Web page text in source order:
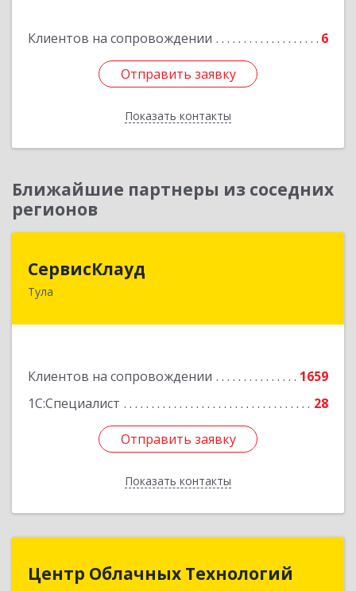
Клиентов на сопровождении 6
Отправить заявку
Показать контакты
Отправить заявку
Назад
Ближайшие партнеры из соседних
регионов
СервисКлауд
Тула
Клиентов на сопровождении
1659
1С:Специалист
28
Отправить заявку
Показать контакты
300028, Тульская обл, Тула г, Болдина ул, дом №
Отправить заявку
Назад
Центр Облачных Технологий
Центр Облачных Технологий